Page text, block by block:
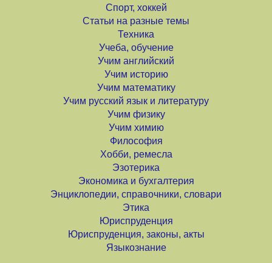
Спорт, хоккей
Статьи на разные темы
Техника
Учеба, обучение
Учим английский
Учим историю
Учим математику
Учим русский язык и литературу
Учим физику
Учим химию
Философия
Хобби, ремесла
Эзотерика
Экономика и бухгалтерия
Энциклопедии, справочники, словари
Этика
Юриспруденция
Юриспруденция, законы, акты
Языкознание